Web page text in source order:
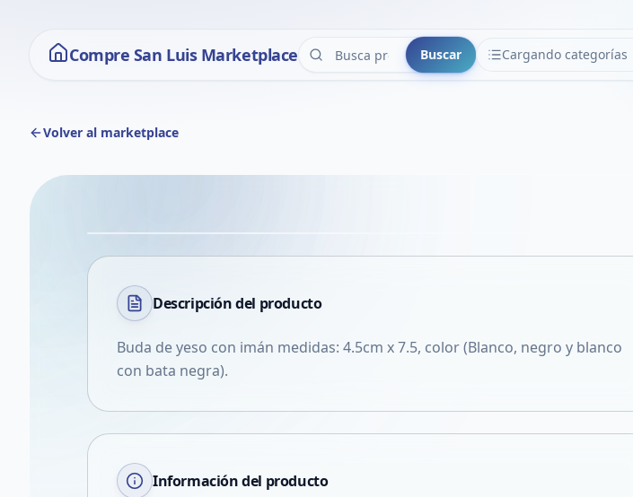
Compre San Luis Marketplace Buscar Cargando categorías
CATEGORÍAS
Volver al marketplace
VER EN PANTALLA COMPLETA
Descripción del producto
Buda de yeso con imán medidas: 4.5cm x 7.5, color (Blanco, negro y blanco
con bata negra).
Información del producto